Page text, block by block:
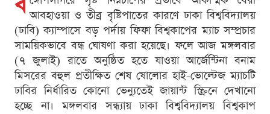
আবহাওয়া ও তীব্র বৃষ্টিপাতের কারণে ঢাকা বিশ্ববিদ্যালয়
(ঢাবি) ক্যাম্পাসে বড় পর্দায় ফিফা বিশ্বকাপের ম্যাচ সম্প্রচার
সাময়িকভাবে বন্ধ ঘোষণা করা হয়েছে। ফলে আজ মঙ্গলবার
(৭ জুলাই) রাতে অনুষ্ঠিত হতে যাওয়া আর্জেন্টিনা বনাম
মিসরের বহুল প্রতীক্ষিত শেষ ষোলোর হাই-ভোল্টেজ ম্যাচটি
ঢাবির নির্ধারিত কোনো ভেন্যুতেই জায়ান্ট স্ক্রিনে দেখানো
হচ্ছে না। মঙ্গলবার সন্ধ্যায় ঢাকা বিশ্ববিদ্যালয় বিশ্বকাপ